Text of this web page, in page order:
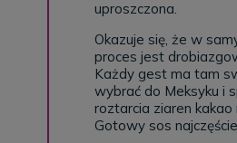
uproszczona.
Okazuje się, że w
proces jest
Każdy gest ma tam
wybrać do Meksyku i
roztarcia ziaren
Gotowy sos